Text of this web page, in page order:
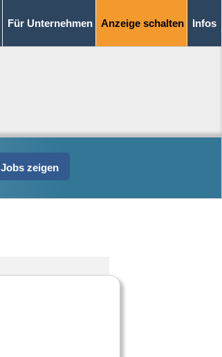
Für Unternehmen Anzeige schalten Infos